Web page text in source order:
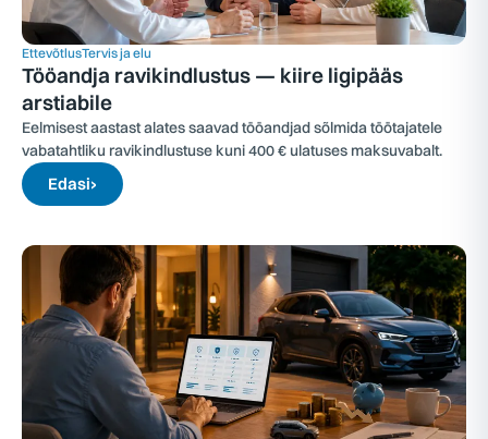
EttevõtlusTervis ja elu
Tööandja ravikindlustus — kiire ligipääs
arstiabile
Eelmisest aastast alates saavad tööandjad sõlmida töötajatele
vabatahtliku ravikindlustuse kuni 400 € ulatuses maksuvabalt.
Edasi›